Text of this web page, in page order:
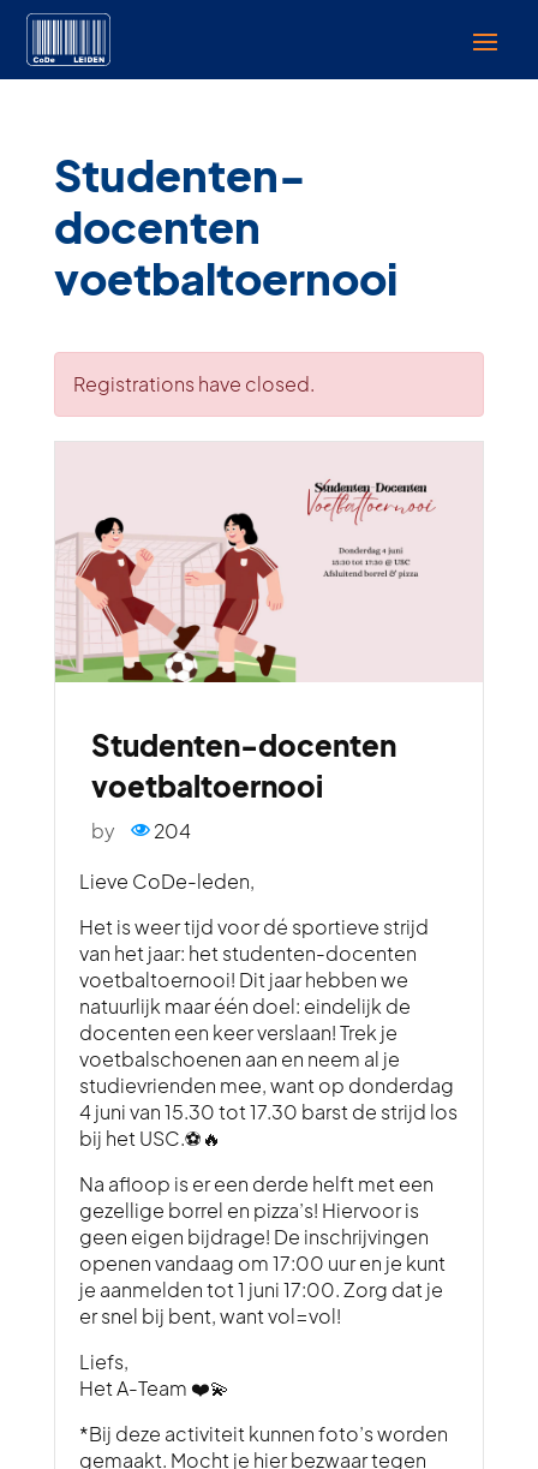
Studenten-
docenten
voetbaltoernooi
Registrations have closed.
Studenten-docenten
voetbaltoernooi
by
204
Lieve CoDe-leden,
Het is weer tijd voor dé sportieve strijd
van het jaar: het studenten-docenten
voetbaltoernooi! Dit jaar hebben we
natuurlijk maar één doel: eindelijk de
docenten een keer verslaan! Trek je
voetbalschoenen aan en neem al je
studievrienden mee, want op donderdag
4 juni van 15.30 tot 17.30 barst de strijd los
bij het USC.⚽🔥
Na afloop is er een derde helft met een
gezellige borrel en pizza’s! Hiervoor is
geen eigen bijdrage! De inschrijvingen
openen vandaag om 17:00 uur en je kunt
je aanmelden tot 1 juni 17:00. Zorg dat je
er snel bij bent, want vol=vol!
Liefs,
Het A-Team ❤️💫
*Bij deze activiteit kunnen foto’s worden
gemaakt. Mocht je hier bezwaar tegen